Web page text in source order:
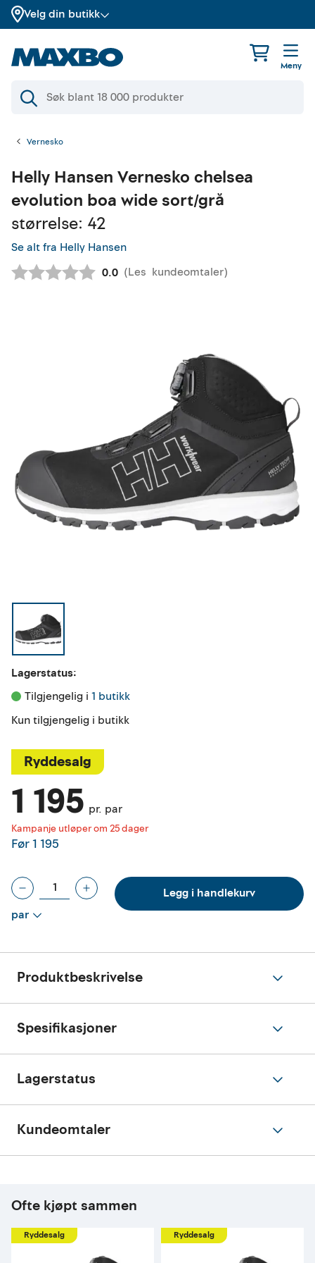
Velg din butikk
Meny
Vernesko
Helly Hansen Vernesko chelsea
evolution boa wide sort/grå
størrelse: 42
Se alt fra Helly Hansen
Gjennomsnittskarakter:
0.0 (Les kundeomtaler)
Lagerstatus:
Tilgjengelig i 1 butikk
Kun tilgjengelig i butikk
Ryddesalg
Kampanje utløper om 25 dager
1 195 pr. par
Før1 195
par
Legg i handlekurv
Produktbeskrivelse
Spesifikasjoner
Lagerstatus
Kundeomtaler
Ofte kjøpt sammen
Ryddesalg Ryddesalg